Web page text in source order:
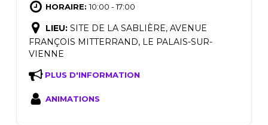
HORAIRE:10:00 - 17:00
LIEU: SITE DE LA SABLIÈRE, AVENUE
FRANÇOIS MITTERRAND, LE PALAIS-SUR-
VIENNE
PLUS D'INFORMATION
ANIMATIONS